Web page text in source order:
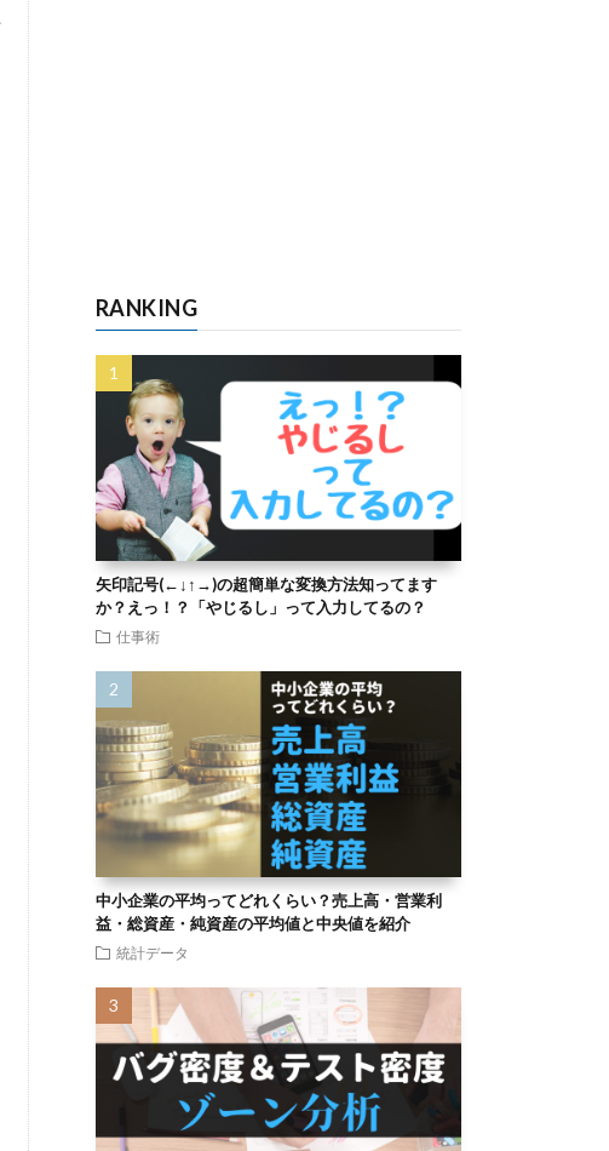
RANKING
矢印記号(←↓↑→)の超簡単な変換方法知ってます
か？えっ！？「やじるし」って入力してるの？
仕事術
中小企業の平均ってどれくらい？売上高・営業利
益・総資産・純資産の平均値と中央値を紹介
統計データ